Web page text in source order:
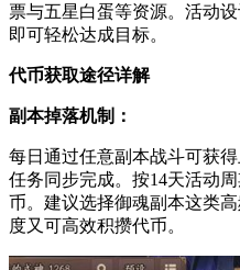
票与五星白蛋等资源。活动
即可轻松达成目标。
代币获取途径详解
副本掉落机制：
每日通过任意副本战斗可获
任务同步完成。按14天活动
币。建议选择御魂副本这类
度又可高效积攒代币。